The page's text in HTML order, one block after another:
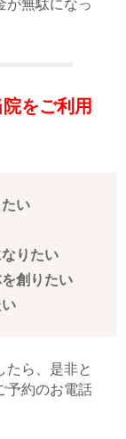
が無駄になっ
をご利用
い
りたい
創りたい
たら、是非と
予約のお電話